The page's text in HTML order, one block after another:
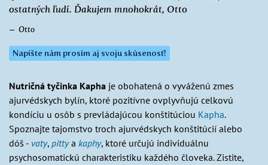
ostatných ľudí. Ďakujem mnohokrát, Otto
Otto
Napíšte nám prosím aj svoju skúsenosť!
Nutričná tyčinka Kapha je obohatená o vyváženú zmes
ajurvédskych bylín, ktoré pozitívne ovplyvňujú celkovú
kondíciu u osôb s prevládajúcou konštitúciou Kapha.
Spoznajte tajomstvo troch ajurvédskych konštitúcií alebo
dóš - vaty, pittya kaphy, ktoré určujú individuálnu
psychosomatickú charakteristiku každého človeka. Zistite,